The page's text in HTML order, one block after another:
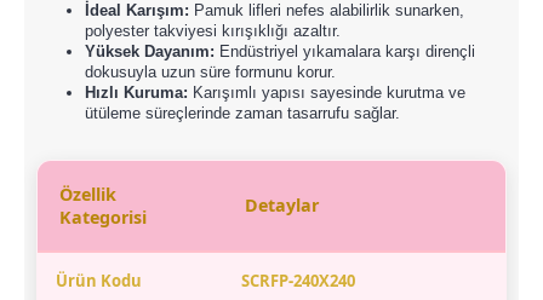
İdeal Karışım: Pamuk lifleri nefes alabilirlik sunarken,
polyester takviyesi kırışıklığı azaltır.
Yüksek Dayanım: Endüstriyel yıkamalara karşı dirençli
dokusuyla uzun süre formunu korur.
Hızlı Kuruma: Karışımlı yapısı sayesinde kurutma ve
ütüleme süreçlerinde zaman tasarrufu sağlar.
Özellik
Kategorisi
Detaylar
Ürün Kodu SCRFP-240X240